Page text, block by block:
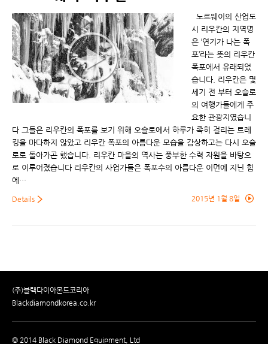
노르웨이의 산업도
시 리우칸의 지역명
은 ‘연기가 나는 폭
포’라는 뜻의 리우칸
폭포에서 유래되었
습니다. 리우칸은 몇
세기 전 부터 오슬로
의 여행가들에게 주
요한 관광지였습니
다 그들은 리우칸의 폭포를 보기 위해 오슬로에서 하루가 족히 걸리는 트레
킹을 마다하지 않았고 리우칸 폭포의 아름다운 모습을 감상하고는 다시 오슬
로로 돌아가곤 했습니다. 리우칸 마을의 역사는 풍부한 수력 자원을 바탕으
로 이루어졌습니다 리우칸의 사업가들은 폭포수의 아름다운 이면에 지닌 힘
에…
2015년 1월 8일
Details
(주)블랙다이아몬드코리아
Blackdiamondkorea.co.kr
© 2014 Black Diamond Equipment, Ltd